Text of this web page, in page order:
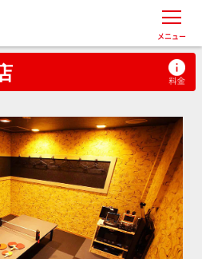
メニュー